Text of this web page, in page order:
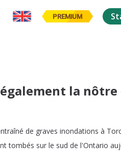
PREMIUM
la nôtre
de graves inondations à
tombés sur le sud de l'Ontario